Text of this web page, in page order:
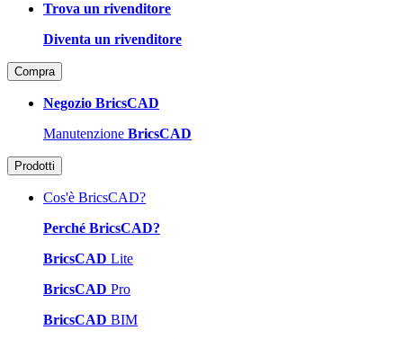
Trova un rivenditore
Diventa un rivenditore
Compra
Negozio BricsCAD
Manutenzione BricsCAD
Prodotti
Cos'è BricsCAD?
Perché BricsCAD?
BricsCAD Lite
BricsCAD Pro
BricsCAD BIM